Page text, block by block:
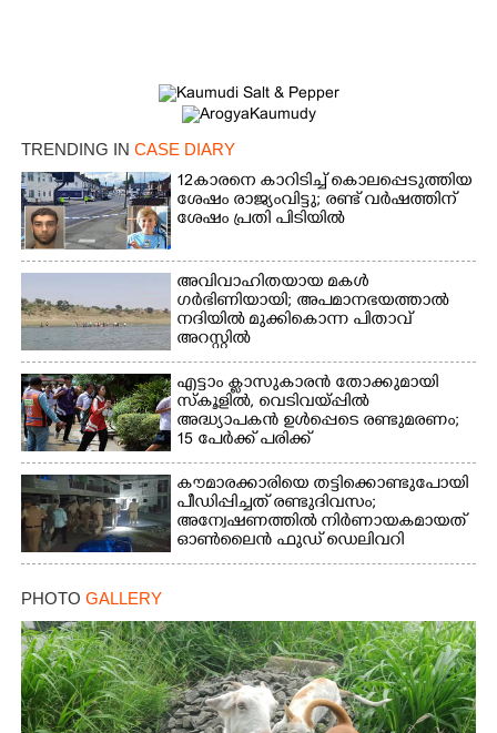
TRENDING IN CASE DIARY
12കാരനെ കാറിടിച്ച് കൊലപ്പെടുത്തിയ
ശേഷം രാജ്യംവിട്ടു; രണ്ട് വർഷത്തിന്
ശേഷം പ്രതി പിടിയിൽ
അവിവാഹിതയായ മകൾ
ഗർഭിണിയായി; അപമാനഭയത്താൽ
നദിയിൽ മുക്കികൊന്ന പിതാവ്
അറസ്റ്റിൽ
എട്ടാം ക്ളാസുകാരൻ തോക്കുമായി
സ്കൂളിൽ, വെടിവയ്പ്പിൽ
അദ്ധ്യാപകൻ ഉൾപ്പെടെ രണ്ടുമരണം;
15 പേർക്ക് പരിക്ക്
കൗമാരക്കാരിയെ തട്ടിക്കൊണ്ടുപോയി
പീഡിപ്പിച്ചത് രണ്ടുദിവസം;
അന്വേഷണത്തിൽ നിർണായകമായത്
ഓൺലൈൻ ഫുഡ് ഡെലിവറി
PHOTO GALLERY
Copy Link